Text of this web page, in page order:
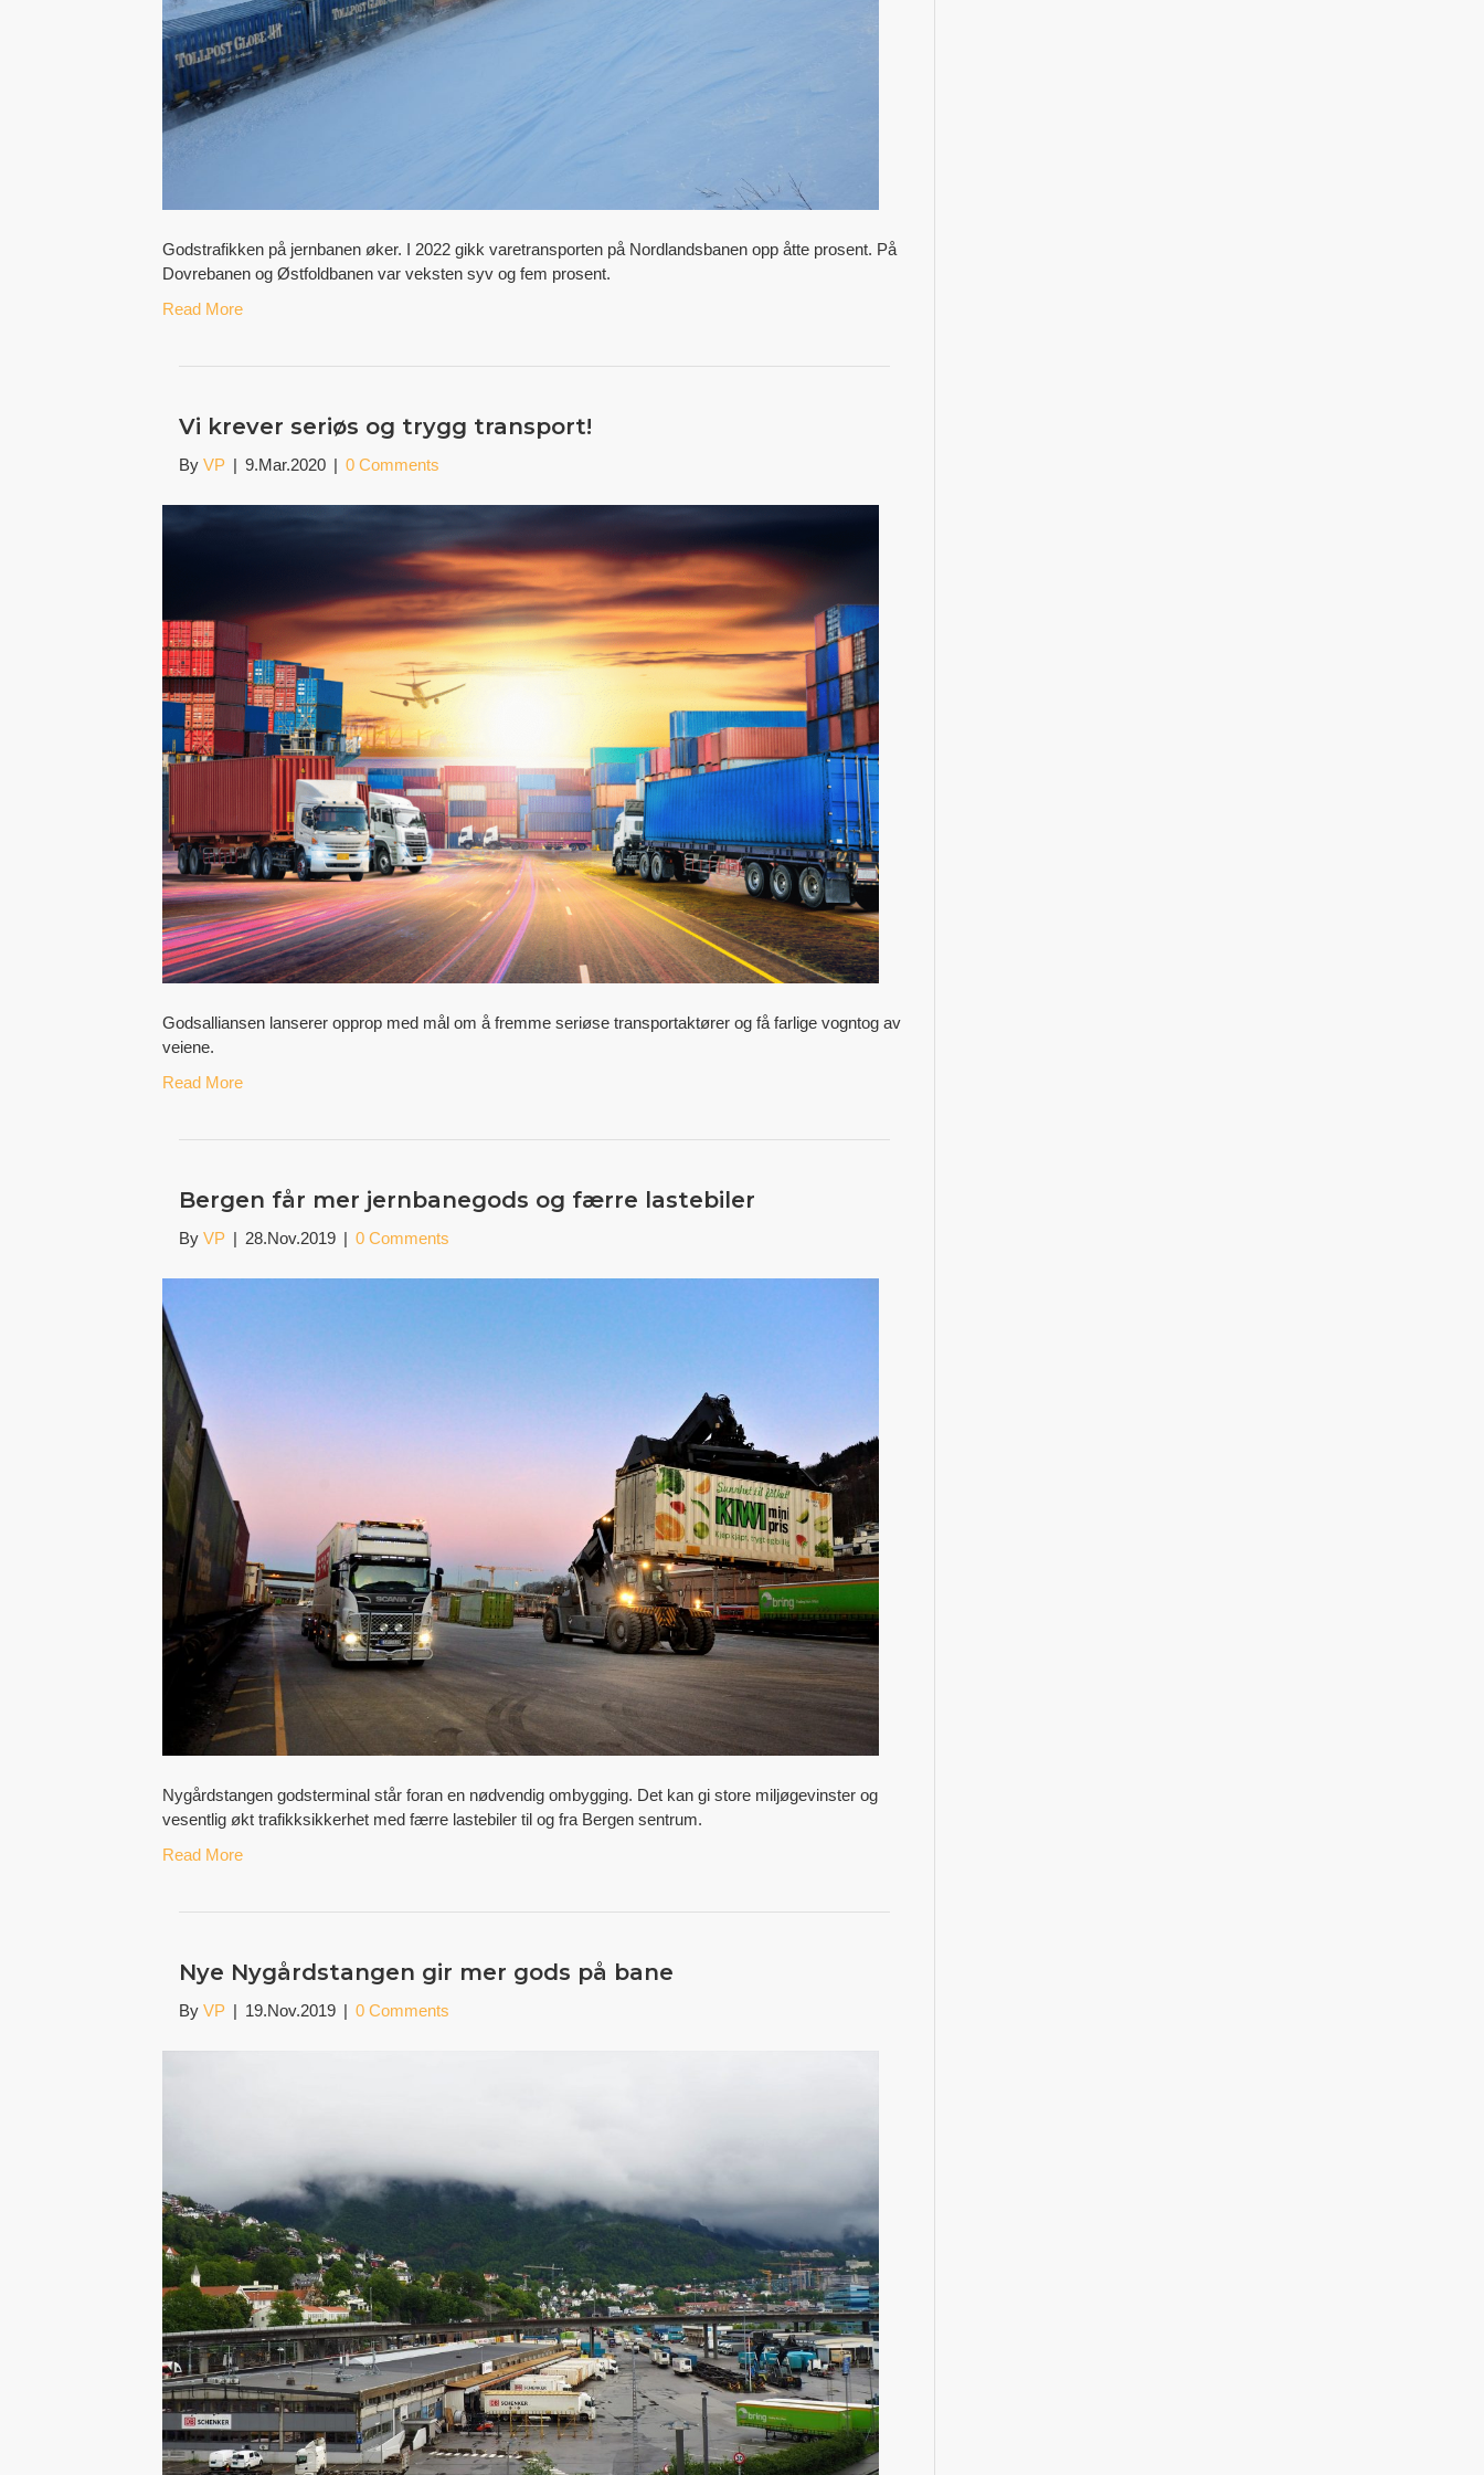
Godstrafikken på jernbanen øker. I 2022 gikk varetransporten på Nordlandsbanen opp åtte prosent. På
Dovrebanen og Østfoldbanen var veksten syv og fem prosent.
Read More
Vi krever seriøs og trygg transport!
By VP | 9.Mar.2020 | 0 Comments
Godsalliansen lanserer opprop med mål om å fremme seriøse transportaktører og få farlige vogntog av
veiene.
Read More
Bergen får mer jernbanegods og færre lastebiler
By VP | 28.Nov.2019 | 0 Comments
Nygårdstangen godsterminal står foran en nødvendig ombygging. Det kan gi store miljøgevinster og
vesentlig økt trafikksikkerhet med færre lastebiler til og fra Bergen sentrum.
Read More
Nye Nygårdstangen gir mer gods på bane
By VP | 19.Nov.2019 | 0 Comments